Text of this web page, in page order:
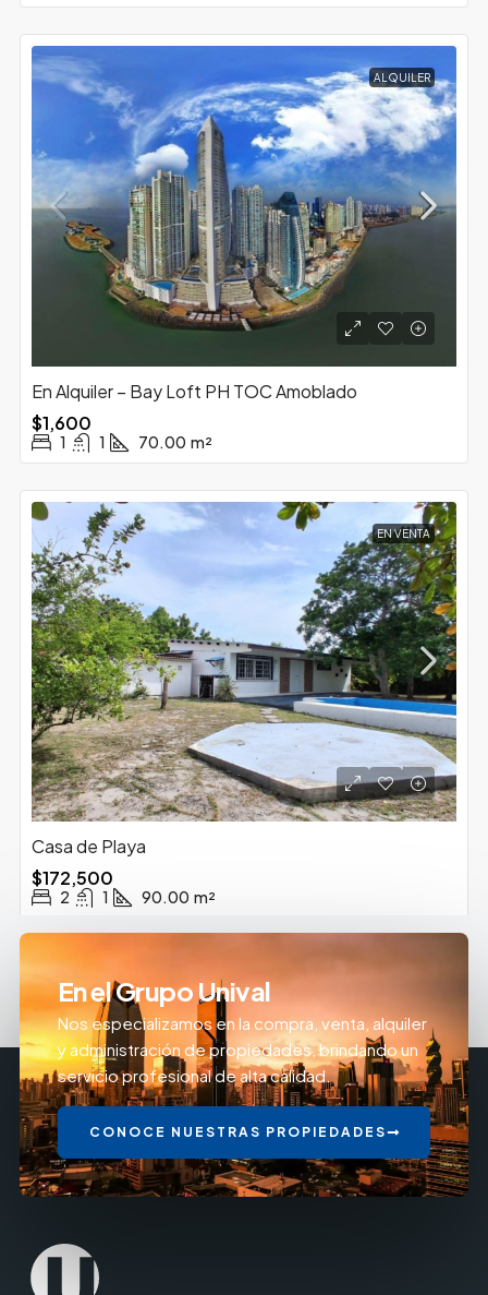
ALQUILER
En Alquiler – Bay Loft PH TOC Amoblado
$1,600
1 1 70.00 m²
EN VENTA
Casa de Playa
$172,500
2 1 90.00 m²
En el Grupo Unival
Nos especializamos en la compra, venta, alquiler
y administración de propiedades, brindando un
servicio profesional de alta calidad.
CONOCE NUESTRAS PROPIEDADES